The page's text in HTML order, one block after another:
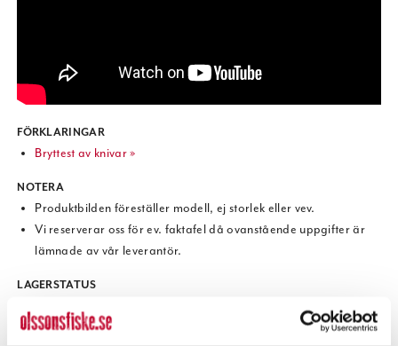
FÖRKLARINGAR
Bryttest av knivar »
NOTERA
Produktbilden föreställer modell, ej storlek eller vev.
Vi reserverar oss för ev. faktafel då ovanstående uppgifter är
lämnade av vår leverantör.
LAGERSTATUS